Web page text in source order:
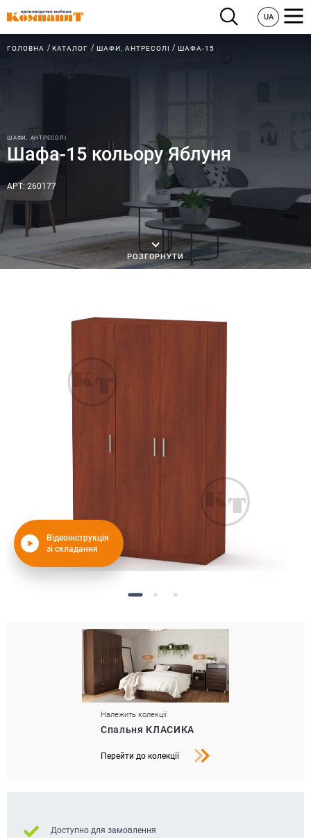
UA
ГОЛОВНА КАТАЛОГ ШАФИ, АНТРЕСОЛІ ШАФА-15
ШАФИ, АНТРЕСОЛІ
Шафа-15 кольору Яблуня
АРТ: 260177
РОЗГОРНУТИ
Відеоінструкція
зі складання
Належить колекції:
Спальня КЛАСИКА
Перейти до колекції
Доступно для замовлення